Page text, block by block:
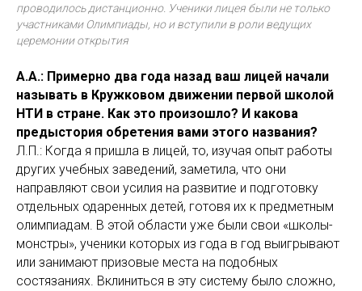
проводилось дистанционно. Ученики лицея были не только
участниками Олимпиады, но и вступили в роли ведущих
церемонии открытия
А.А.: Примерно два года назад ваш лицей начали
называть в Кружковом движении первой школой
НТИ в стране. Как это произошло? И какова
предыстория обретения вами этого названия?
Л.П.: Когда я пришла в лицей, то, изучая опыт работы
других учебных заведений, заметила, что они
направляют свои усилия на развитие и подготовку
отдельных одаренных детей, готовя их к предметным
олимпиадам. В этой области уже были свои «школы-
монстры», ученики которых из года в год выигрывают
или занимают призовые места на подобных
состязаниях. Вклиниться в эту систему было сложно,